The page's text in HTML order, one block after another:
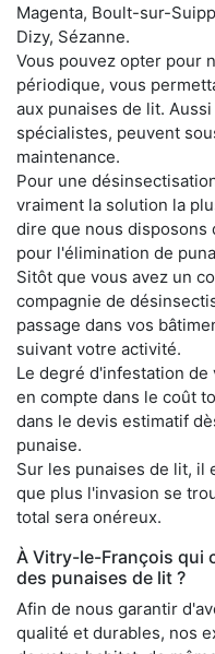
Magenta, Boult-sur-
Dizy, Sézanne.
Vous pouvez opter pour
périodique, vous
aux punaises de lit.
spécialistes, peuvent
maintenance.
Pour une
vraiment la solution la
dire que nous disposons
pour l'élimination de
Sitôt que vous avez un
compagnie de
passage dans vos
suivant votre activité.
Le degré d'infestation
en compte dans le coût
dans le devis estimatif
punaise.
Sur les punaises de lit, il
que plus l'invasion se
total sera onéreux.
À Vitry-le-François qui
des punaises de lit ?
Afin de nous garantir
qualité et durables, nos